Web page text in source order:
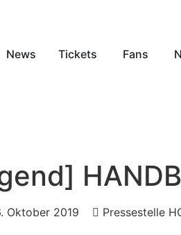
News Tickets Fans
Oktober 2019 Pressestelle